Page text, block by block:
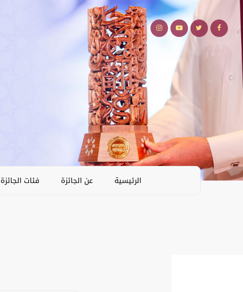
الرئيسية عن الجائزة فئات الجائزة